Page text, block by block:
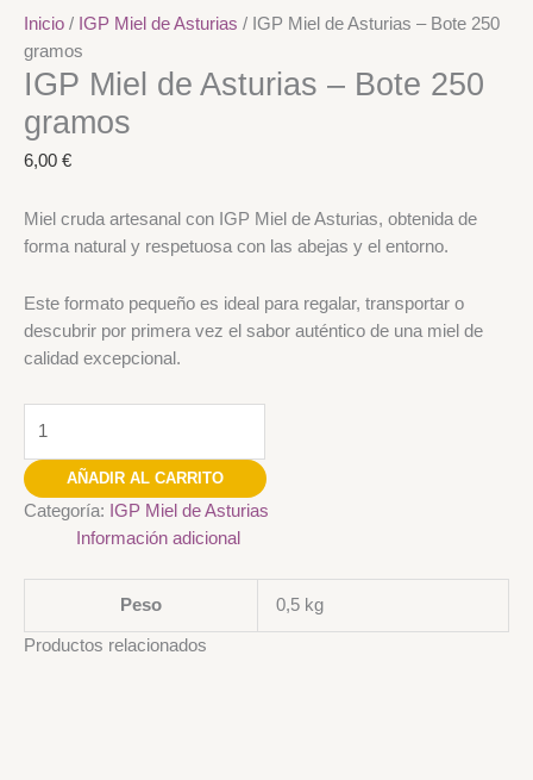
Inicio / IGP Miel de Asturias / IGP Miel de Asturias – Bote 250
gramos
IGP Miel de Asturias – Bote 250
gramos
6,00 €
Miel cruda artesanal con IGP Miel de Asturias, obtenida de
forma natural y respetuosa con las abejas y el entorno.
Este formato pequeño es ideal para regalar, transportar o
descubrir por primera vez el sabor auténtico de una miel de
calidad excepcional.
AÑADIR AL CARRITO
Categoría: IGP Miel de Asturias
Información adicional
Peso 0,5 kg
Productos relacionados